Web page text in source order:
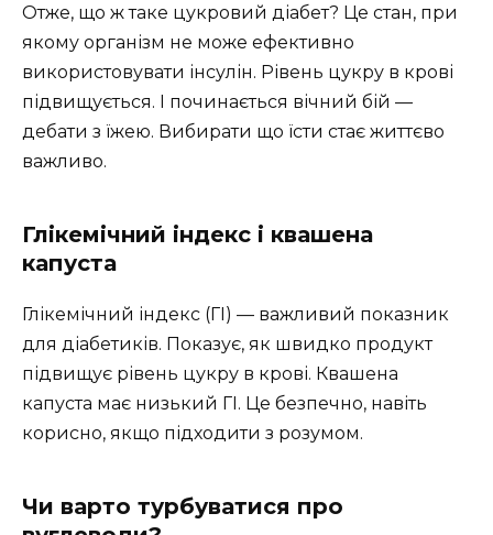
Отже, що ж таке цукровий діабет? Це стан, при
якому організм не може ефективно
використовувати інсулін. Рівень цукру в крові
підвищується. І починається вічний бій —
дебати з їжею. Вибирати що їсти стає життєво
важливо.
Глікемічний індекс і квашена
капуста
Глікемічний індекс (ГІ) — важливий показник
для діабетиків. Показує, як швидко продукт
підвищує рівень цукру в крові. Квашена
капуста має низький ГІ. Це безпечно, навіть
корисно, якщо підходити з розумом.
Чи варто турбуватися про